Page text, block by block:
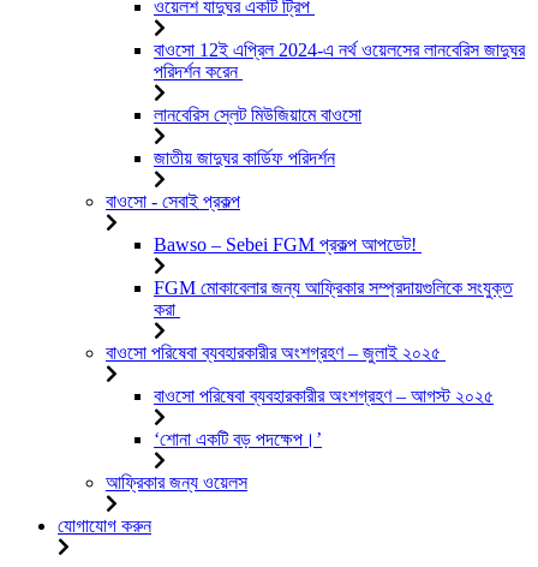
ওয়েলশ যাদুঘর একটি ট্রিপ
বাওসো 12ই এপ্রিল 2024-এ নর্থ ওয়েলসের লানবেরিস জাদুঘর
পরিদর্শন করেন
লানবেরিস স্লেট মিউজিয়ামে বাওসো
জাতীয় জাদুঘর কার্ডিফ পরিদর্শন
বাওসো - সেবাই প্রকল্প
Bawso – Sebei FGM প্রকল্প আপডেট!
FGM মোকাবেলার জন্য আফ্রিকার সম্প্রদায়গুলিকে সংযুক্ত
করা
বাওসো পরিষেবা ব্যবহারকারীর অংশগ্রহণ – জুলাই ২০২৫
বাওসো পরিষেবা ব্যবহারকারীর অংশগ্রহণ – আগস্ট ২০২৫
‘শোনা একটি বড় পদক্ষেপ।’
আফ্রিকার জন্য ওয়েলস
যোগাযোগ করুন